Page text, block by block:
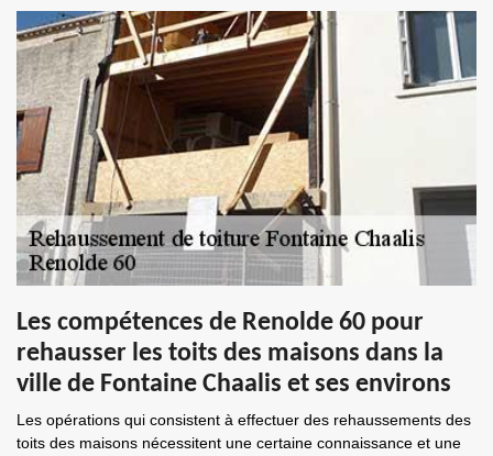
Les compétences de Renolde 60 pour
rehausser les toits des maisons dans la
ville de Fontaine Chaalis et ses environs
Les opérations qui consistent à effectuer des rehaussements des
toits des maisons nécessitent une certaine connaissance et une